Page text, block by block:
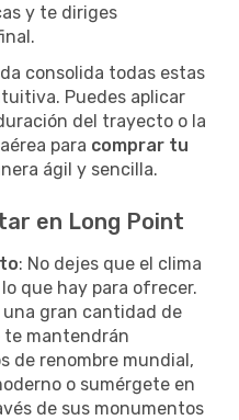
y te diriges
consolida todas estas
Puedes aplicar
del trayecto o la
para comprar tu
ágil y sencilla.
en Long Point
: No dejes que el clima
que hay para ofrecer.
gran cantidad de
te mantendrán
de renombre mundial,
o sumérgete en
de sus monumentos